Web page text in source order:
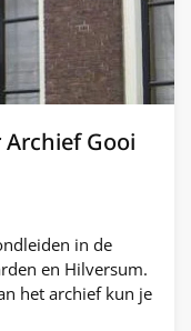
Gooi
in de
en Hilversum.
het archief kun je